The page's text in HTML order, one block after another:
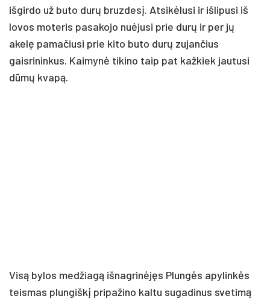
išgirdo už buto durų bruzdesį. Atsikėlusi ir išlipusi iš
lovos moteris pasakojo nuėjusi prie durų ir per jų
akelę pamačiusi prie kito buto durų zujančius
gaisrininkus. Kaimynė tikino taip pat kažkiek jautusi
dūmų kvapą.
Visą bylos medžiagą išnagrinėjęs Plungės apylinkės
teismas plungiškį pripažino kaltu sugadinus svetimą